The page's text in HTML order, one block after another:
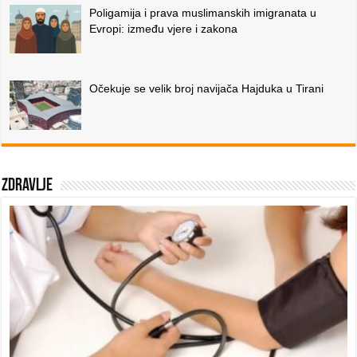
Poligamija i prava muslimanskih imigranata u
Evropi: između vjere i zakona
Očekuje se velik broj navijača Hajduka u Tirani
Zdravlje